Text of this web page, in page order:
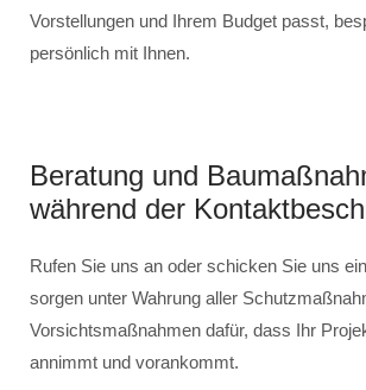
Vorstellungen und Ihrem Budget passt,
persönlich mit Ihnen.
Beratung und
während der
Rufen Sie uns an oder schicken Sie uns
sorgen unter Wahrung aller
Vorsichtsmaßnahmen dafür, dass Ihr
annimmt und vorankommt.